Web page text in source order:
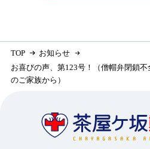
TOP
お知らせ
お喜びの声、第123号！（僧帽弁閉鎖
のご家族から）